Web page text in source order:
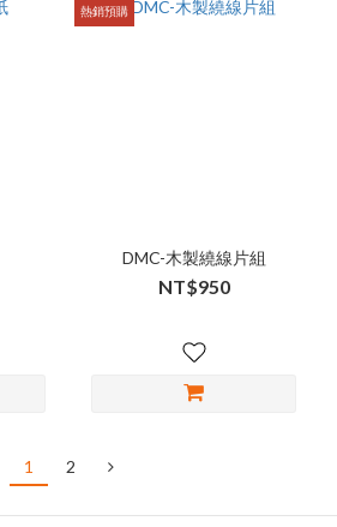
熱銷預購
DMC-木製繞線片組
NT$950
1 2